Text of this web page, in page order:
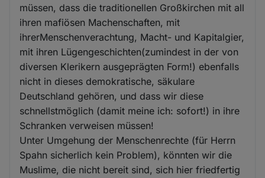
müssen, dass die traditionellen Großkirchen mit all
ihren mafiösen Machenschaften, mit
ihrerMenschenverachtung, Macht- und Kapitalgier,
mit ihren Lügengeschichten(zumindest in der von
diversen Klerikern ausgeprägten Form!) ebenfalls
nicht in dieses demokratische, säkulare
Deutschland gehören, und dass wir diese
schnellstmöglich (damit meine ich: sofort!) in ihre
Schranken verweisen müssen!
Unter Umgehung der Menschenrechte (für Herrn
Spahn sicherlich kein Problem), könnten wir die
Muslime, die nicht bereit sind, sich hier friedfertig